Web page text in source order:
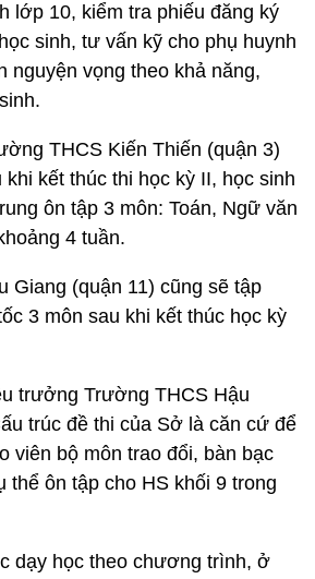
lớp 10, kiểm tra phiếu đăng ký
sinh, tư vấn kỹ cho phụ huynh
nguyện vọng theo khả năng,
THCS Kiến Thiến (quận 3)
kết thúc thi học kỳ II, học sinh
ôn tập 3 môn: Toán, Ngữ văn
4 tuần.
Giang (quận 11) cũng sẽ tập
3 môn sau khi kết thúc học kỳ
trưởng Trường THCS Hậu
trúc đề thi của Sở là căn cứ để
viên bộ môn trao đổi, bàn bạc
thể ôn tập cho HS khối 9 trong
dạy học theo chương trình, ở